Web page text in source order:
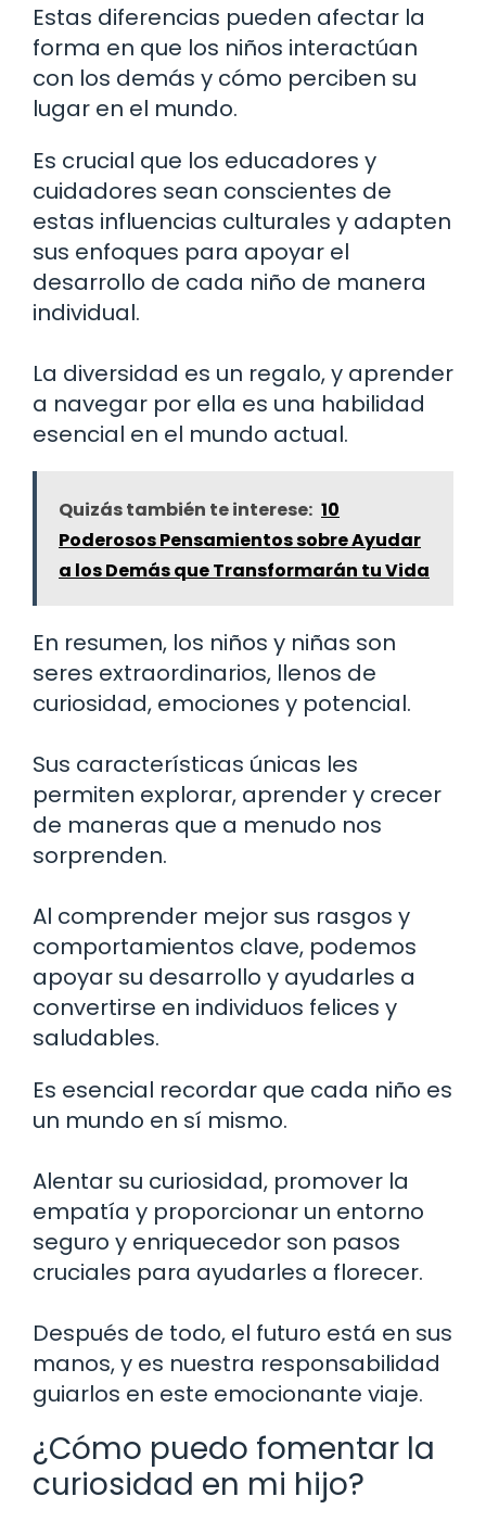
Estas diferencias pueden afectar la
forma en que los niños interactúan
con los demás y cómo perciben su
lugar en el mundo.
Es crucial que los educadores y
cuidadores sean conscientes de
estas influencias culturales y adapten
sus enfoques para apoyar el
desarrollo de cada niño de manera
individual.
La diversidad es un regalo, y aprender
a navegar por ella es una habilidad
esencial en el mundo actual.
Quizás también te interese: 10
Poderosos Pensamientos sobre Ayudar
a los Demás que Transformarán tu Vida
En resumen, los niños y niñas son
seres extraordinarios, llenos de
curiosidad, emociones y potencial.
Sus características únicas les
permiten explorar, aprender y crecer
de maneras que a menudo nos
sorprenden.
Al comprender mejor sus rasgos y
comportamientos clave, podemos
apoyar su desarrollo y ayudarles a
convertirse en individuos felices y
saludables.
Es esencial recordar que cada niño es
un mundo en sí mismo.
Alentar su curiosidad, promover la
empatía y proporcionar un entorno
seguro y enriquecedor son pasos
cruciales para ayudarles a florecer.
Después de todo, el futuro está en sus
manos, y es nuestra responsabilidad
guiarlos en este emocionante viaje.
¿Cómo puedo fomentar la
curiosidad en mi hijo?